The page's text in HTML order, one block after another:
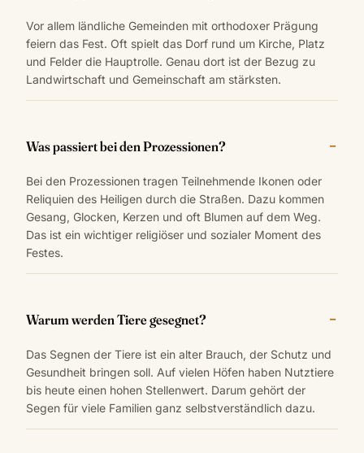
Vor allem ländliche Gemeinden mit orthodoxer Prägung
feiern das Fest. Oft spielt das Dorf rund um Kirche, Platz
und Felder die Hauptrolle. Genau dort ist der Bezug zu
Landwirtschaft und Gemeinschaft am stärksten.
Was passiert bei den Prozessionen?
Bei den Prozessionen tragen Teilnehmende Ikonen oder
Reliquien des Heiligen durch die Straßen. Dazu kommen
Gesang, Glocken, Kerzen und oft Blumen auf dem Weg.
Das ist ein wichtiger religiöser und sozialer Moment des
Festes.
Warum werden Tiere gesegnet?
Das Segnen der Tiere ist ein alter Brauch, der Schutz und
Gesundheit bringen soll. Auf vielen Höfen haben Nutztiere
bis heute einen hohen Stellenwert. Darum gehört der
Segen für viele Familien ganz selbstverständlich dazu.